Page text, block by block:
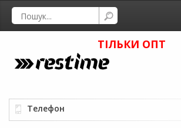
ТІЛЬКИ ОПТ
Телефон